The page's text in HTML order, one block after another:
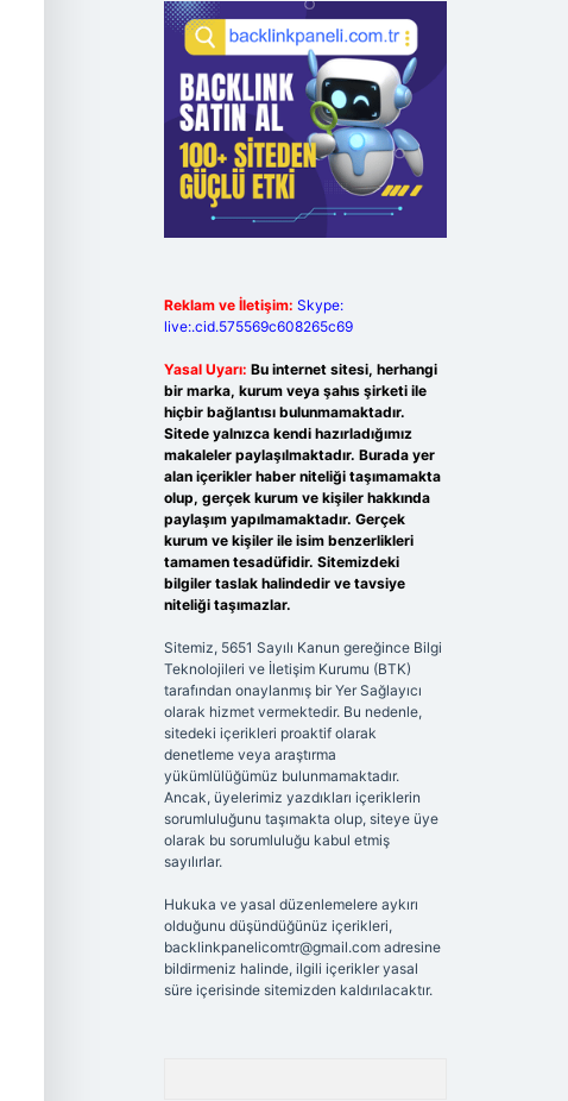
Reklam ve İletişim: Skype:
live:.cid.575569c608265c69
Yasal Uyarı: Bu internet sitesi, herhangi
bir marka, kurum veya şahıs şirketi ile
hiçbir bağlantısı bulunmamaktadır.
Sitede yalnızca kendi hazırladığımız
makaleler paylaşılmaktadır. Burada yer
alan içerikler haber niteliği taşımamakta
olup, gerçek kurum ve kişiler hakkında
paylaşım yapılmamaktadır. Gerçek
kurum ve kişiler ile isim benzerlikleri
tamamen tesadüfidir. Sitemizdeki
bilgiler taslak halindedir ve tavsiye
niteliği taşımazlar.
Sitemiz, 5651 Sayılı Kanun gereğince Bilgi
Teknolojileri ve İletişim Kurumu (BTK)
tarafından onaylanmış bir Yer Sağlayıcı
olarak hizmet vermektedir. Bu nedenle,
sitedeki içerikleri proaktif olarak
denetleme veya araştırma
yükümlülüğümüz bulunmamaktadır.
Ancak, üyelerimiz yazdıkları içeriklerin
sorumluluğunu taşımakta olup, siteye üye
olarak bu sorumluluğu kabul etmiş
sayılırlar.
Hukuka ve yasal düzenlemelere aykırı
olduğunu düşündüğünüz içerikleri,
backlinkpanelicomtr@gmail.comadresine
bildirmeniz halinde, ilgili içerikler yasal
süre içerisinde sitemizden kaldırılacaktır.